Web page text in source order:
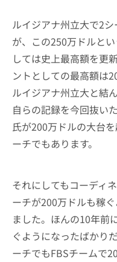
ルイジアナ州立大で2
が、この250万ドルと
しては史上最高額を更
ントとしての最高額は
ルイジアナ州立大と結
自らの記録を今回抜い
氏が200万ドルの大台
ーチでもあります。
それにしてもコーディ
ーチが200万ドルも稼
ました。ほんの10年前
ぐようになったばかり
ーチでもFBSチームで